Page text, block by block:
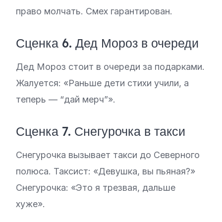
право молчать. Смех гарантирован.
Сценка 6. Дед Мороз в очереди
Дед Мороз стоит в очереди за подарками.
Жалуется: «Раньше дети стихи учили, а
теперь — “дай мерч”».
Сценка 7. Снегурочка в такси
Снегурочка вызывает такси до Северного
полюса. Таксист: «Девушка, вы пьяная?»
Снегурочка: «Это я трезвая, дальше
хуже».